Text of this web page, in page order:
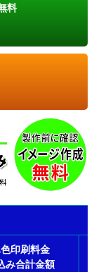
料
印刷料金
み合計金額